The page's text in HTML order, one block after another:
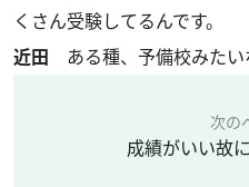
くさん受験してるんです。
近田 ある種、予備校みたい
次の
成績がいい故